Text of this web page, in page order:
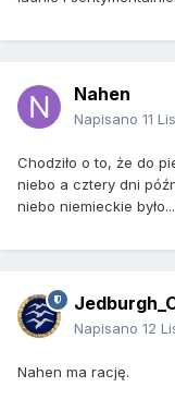
Nahen
Napisano 11
Chodziło o to, że do
niebo a cztery dni
niebo niemieckie
Napisano 12
Nahen ma rację.